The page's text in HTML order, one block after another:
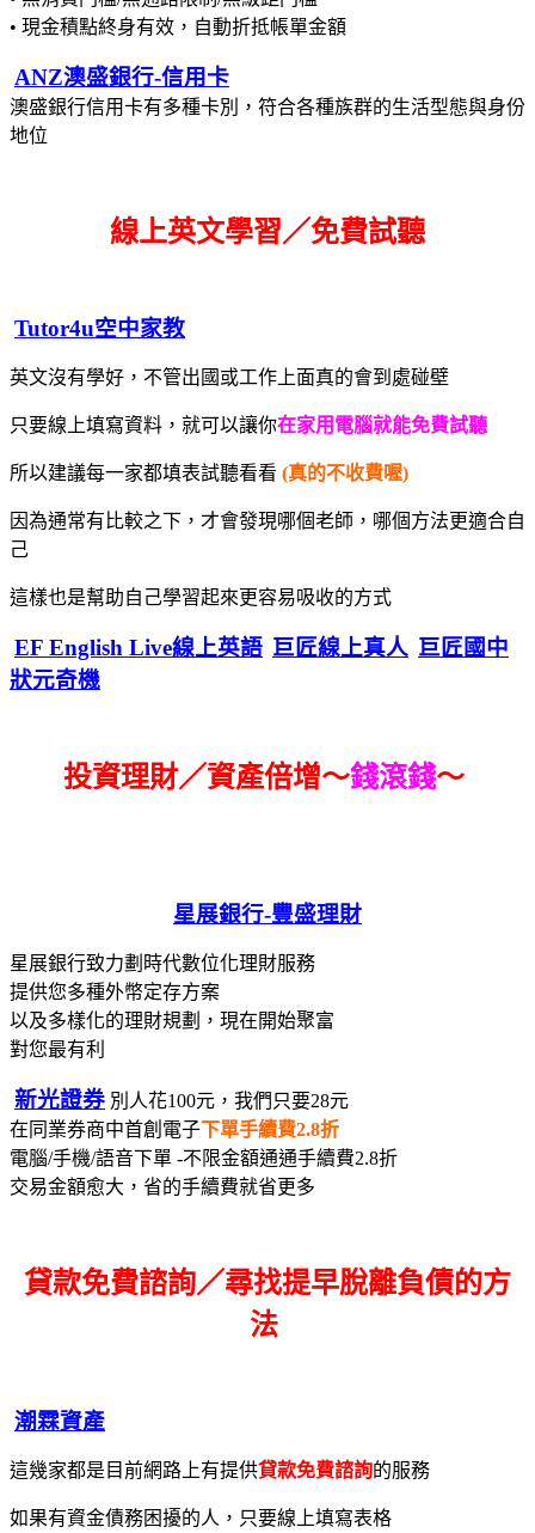
• 現金積點終身有效，自動折抵帳單金額
ANZ澳盛銀行-信用卡
澳盛銀行信用卡有多種卡別，符合各種族群的生活型態與身份
地位
線上英文學習／免費試聽
Tutor4u空中家教
英文沒有學好，不管出國或工作上面真的會到處碰壁
只要線上填寫資料，就可以讓你在家用電腦就能免費試聽
所以建議每一家都填表試聽看看 (真的不收費喔)
因為通常有比較之下，才會發現哪個老師，哪個方法更適合自
己
這樣也是幫助自己學習起來更容易吸收的方式
EF English Live線上英語 巨匠線上真人 巨匠國中
狀元奇機
投資理財／資產倍增～錢滾錢～
星展銀行-豐盛理財
星展銀行致力劃時代數位化理財服務
提供您多種外幣定存方案
以及多樣化的理財規劃，現在開始聚富
對您最有利
新光證券 別人花100元，我們只要28元
在同業券商中首創電子下單手續費2.8折
電腦/手機/語音下單 -不限金額通通手續費2.8折
交易金額愈大，省的手續費就省更多
貸款免費諮詢／尋找提早脫離負債的方
法
潮霖資產
這幾家都是目前網路上有提供貸款免費諮詢的服務
如果有資金債務困擾的人，只要線上填寫表格